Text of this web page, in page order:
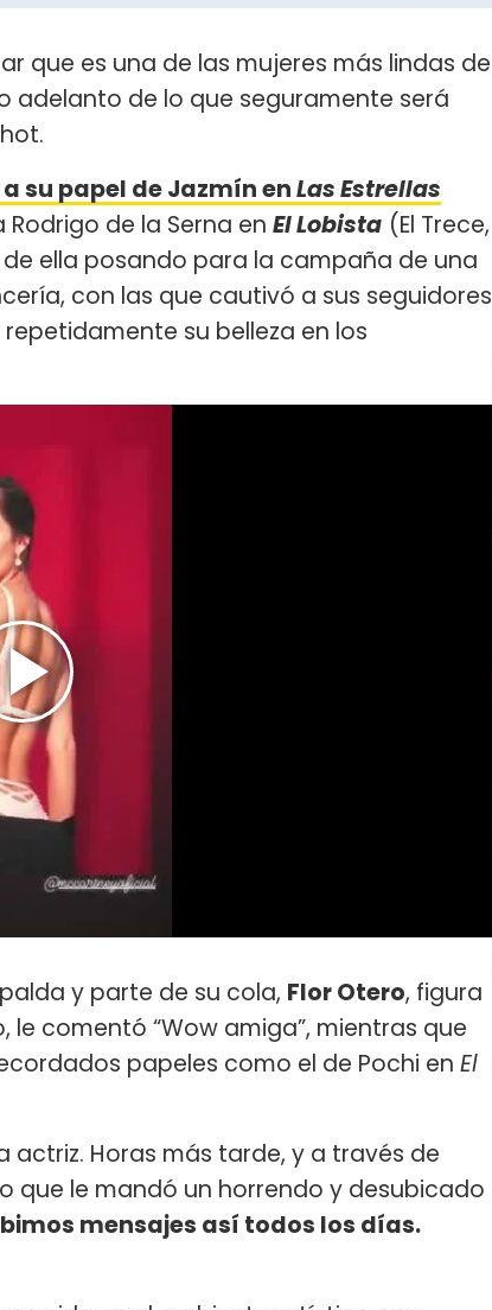
que es una de las mujeres más lindas de
adelanto de lo que seguramente será
su papel de Jazmín enLas Estrellas
de la Serna en El Lobista (El Trece,
ella posando para la campaña de una
con las que cautivó a sus seguidores
su belleza en los
y parte de su cola, Flor Otero, figura
comentó “Wow amiga”, mientras que
papeles como el de Pochi en El
Horas más tarde, y a través de
que le mandó un horrendo y desubicado
mensajes así todos los días.